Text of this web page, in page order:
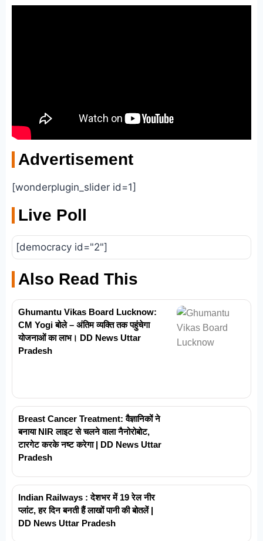
Advertisement
[wonderplugin_slider id=1]
Live Poll
[democracy id="2"]
Also Read This
Ghumantu Vikas Board Lucknow:
CM Yogi बोले – अंतिम व्यक्ति तक पहुंचेगा
योजनाओं का लाभ। DD News Uttar
Pradesh
Breast Cancer Treatment: वैज्ञानिकों ने
बनाया NIR लाइट से चलने वाला नैनोरोबोट,
टारगेट करके नष्ट करेगा | DD News Uttar
Pradesh
Indian Railways : देशभर में 19 रेल नीर
प्लांट, हर दिन बनती हैं लाखों पानी की बोतलें |
DD News Uttar Pradesh